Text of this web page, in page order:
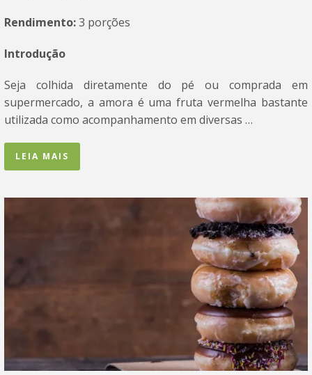
Rendimento:3 porções
Introdução
Seja colhida diretamente do pé ou comprada em
supermercado, a amora é uma fruta vermelha bastante
utilizada como acompanhamento em diversas …
LEIA MAIS